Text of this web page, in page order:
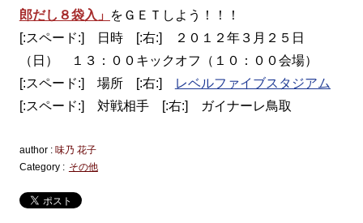
郎だし８袋入」 をＧＥＴしよう！！！
[:スペード:] 日時 [:右:] ２０１２年３月２５日
（日） １３：００キックオフ（１０：００会場）
[:スペード:] 場所 [:右:]
レベルファイブスタジアム
[:スペード:] 対戦相手 [:右:] ガイナーレ鳥取
author : 味乃 花子
Category : その他